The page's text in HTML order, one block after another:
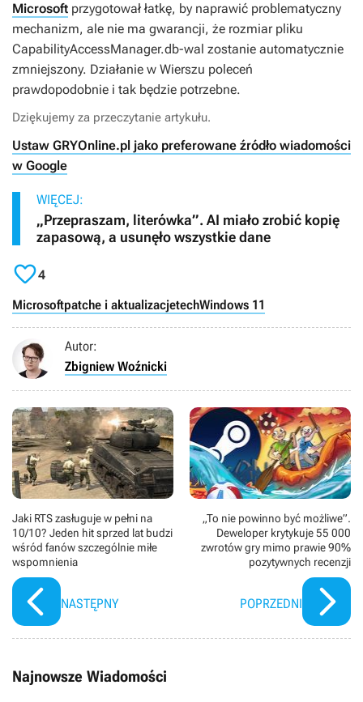
Microsoft przygotował łatkę, by naprawić problematyczny
mechanizm, ale nie ma gwarancji, że rozmiar pliku
CapabilityAccessManager.db-wal zostanie automatycznie
zmniejszony. Działanie w Wierszu poleceń
prawdopodobnie i tak będzie potrzebne.
Dziękujemy za przeczytanie artykułu.
Ustaw GRYOnline.pl jako preferowane źródło wiadomości
w Google
WIĘCEJ:
„Przepraszam, literówka”. AI miało zrobić kopię
zapasową, a usunęło wszystkie dane
4
Microsoftpatche i aktualizacjetechWindows 11
Autor:
Zbigniew Woźnicki
Jaki RTS zasługuje w pełni na
10/10? Jeden hit sprzed lat budzi
wśród fanów szczególnie miłe
wspomnienia
NASTĘPNY
„To nie powinno być możliwe”.
Deweloper krytykuje 55 000
zwrotów gry mimo prawie 90%
pozytywnych recenzji
POPRZEDNI
Najnowsze Wiadomości